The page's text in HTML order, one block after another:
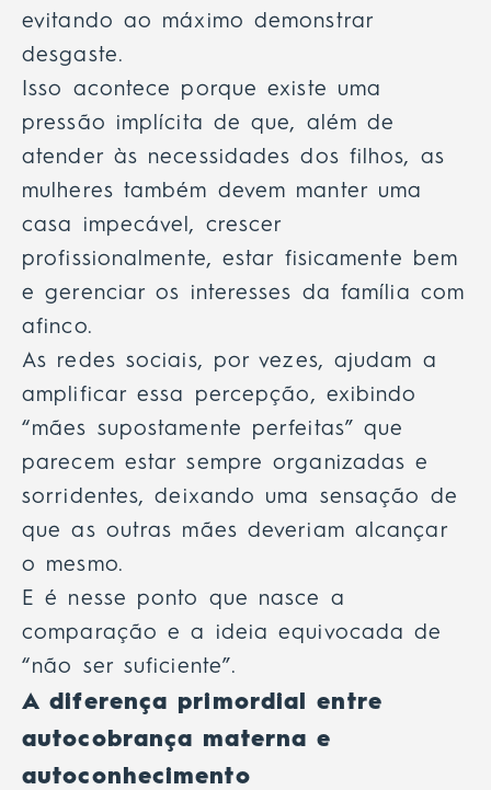
evitando ao máximo demonstrar
desgaste.
Isso acontece porque existe uma
pressão implícita de que, além de
atender às necessidades dos filhos, as
mulheres também devem manter uma
casa impecável, crescer
profissionalmente, estar fisicamente bem
e gerenciar os interesses da família com
afinco.
As redes sociais, por vezes, ajudam a
amplificar essa percepção, exibindo
“mães supostamente perfeitas” que
parecem estar sempre organizadas e
sorridentes, deixando uma sensação de
que as outras mães deveriam alcançar
o mesmo.
E é nesse ponto que nasce a
comparação e a ideia equivocada de
“não ser suficiente”.
A diferença primordial entre
autocobrança materna e
autoconhecimento